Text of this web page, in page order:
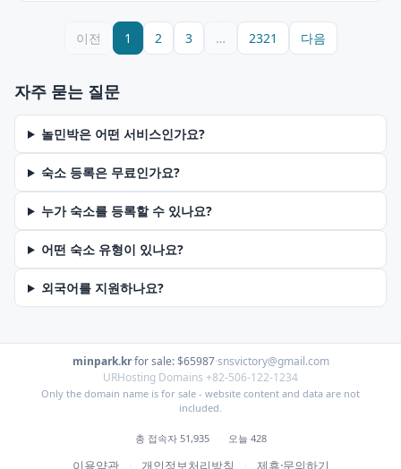
이전 1 2 3 … 2321 다음
자주 묻는 질문
놀민박은 어떤 서비스인가요?
숙소 등록은 무료인가요?
누가 숙소를 등록할 수 있나요?
어떤 숙소 유형이 있나요?
외국어를 지원하나요?
minpark.kr·for sale: $65987·snsvictory@gmail.com
URHosting Domains +82-506-122-1234
Only the domain name is for sale - website content and data are not
included.
총 접속자 51,935 · 오늘 428
이용약관 · 개인정보처리방침 · 제휴·문의하기